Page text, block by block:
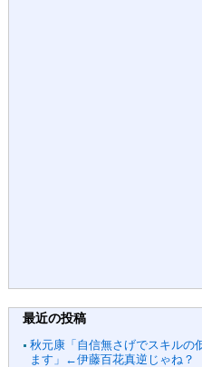
最近の投稿
秋元康「自信無さげでスキルの
ます」←伊藤百花真逆じゃね？